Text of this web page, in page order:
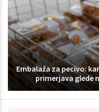
Embalaža za pecivo:
primerjava glede